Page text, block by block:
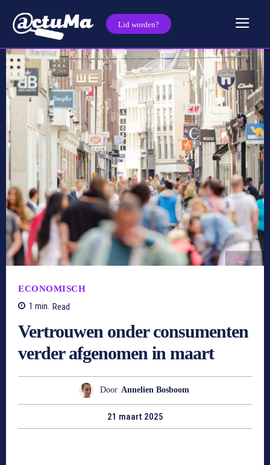
Lid worden?
ECONOMISCH
1 min. Read
Vertrouwen onder consumenten
verder afgenomen in maart
Door Annelien Bosboom
21 maart 2025